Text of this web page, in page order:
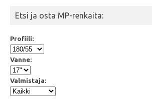
Etsi ja osta MP-renkaita:
Profiili:
Vanne:
Valmistaja: